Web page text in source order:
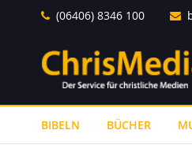
Direkt
Inhalt
(06406) 8346 100
BIBELN BÜCHER